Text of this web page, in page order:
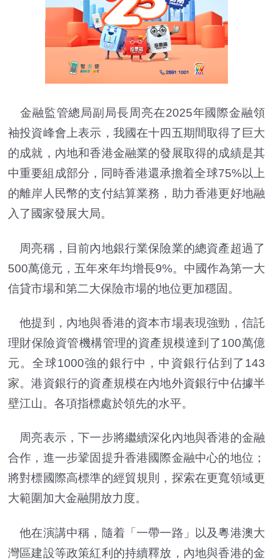
金融監管總局副局長周亮在2025年國際金融領
袖投資峰會上表示，我國在十四五期間取得了巨大
的成就，內地和香港金融業的發展取得的成績是其
中重要組成部分，同時香港還承擔着全球75%以上
的離岸人民幣的支付結算業務，助力香港更好地融
入了國家發展大局。
周亮稱，目前內地銀行業保險業的總資產超過了
500萬億元，五年來年均增長9%。中國作為第一大
信貸市場和第二大保險市場的地位更加穩固。
他提到，內地與香港的資本市場表現強勁，信託
理財保險資管機構管理的資產規模達到了100萬億
元。全球1000強的銀行中，中資銀行佔到了143
家。港資銀行的資產規模在內地外資銀行中佔據半
壁江山。各項指標處於領先的水平。
周亮表示，下一步將繼續深化內地與香港的金融
合作，進一步鞏固提升香港國際金融中心的地位；
將對標國際高標準的經貿規則，探索在更寬領域更
大範圍加大金融開放力度。
他在演講中稱，隨着「一帶一路」以及粵港澳大
灣區建設等政策紅利的持續釋放，內地與香港的金